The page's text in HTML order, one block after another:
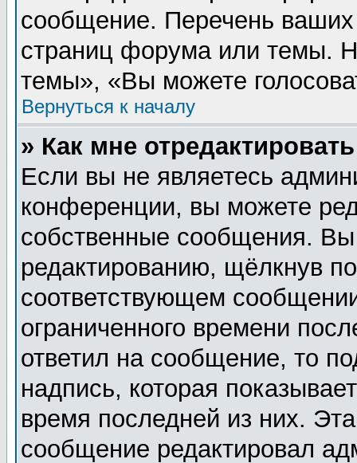
сообщение. Перечень ваших
страниц форума или темы.
темы», «Вы можете
Вернуться к началу
» Как мне
Если вы не являетесь
конференции, вы можете
собственные сообщения.
редактированию, щёлкнув
соответствующем
ограниченного времени
ответил на сообщение, то
надпись, которая
время последней из них.
сообщение редактировал